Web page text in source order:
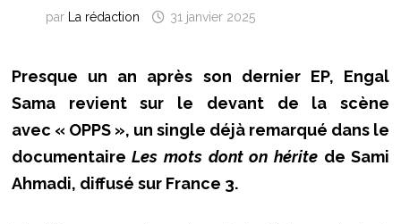
par La rédaction 31 janvier 2025
Presque un an après son dernier EP, Engal
Sama revient sur le devant de la scène
avec « OPPS », un single déjà remarqué dans le
documentaireLes mots dont on héritede Sami
Ahmadi, diffusé sur France 3.